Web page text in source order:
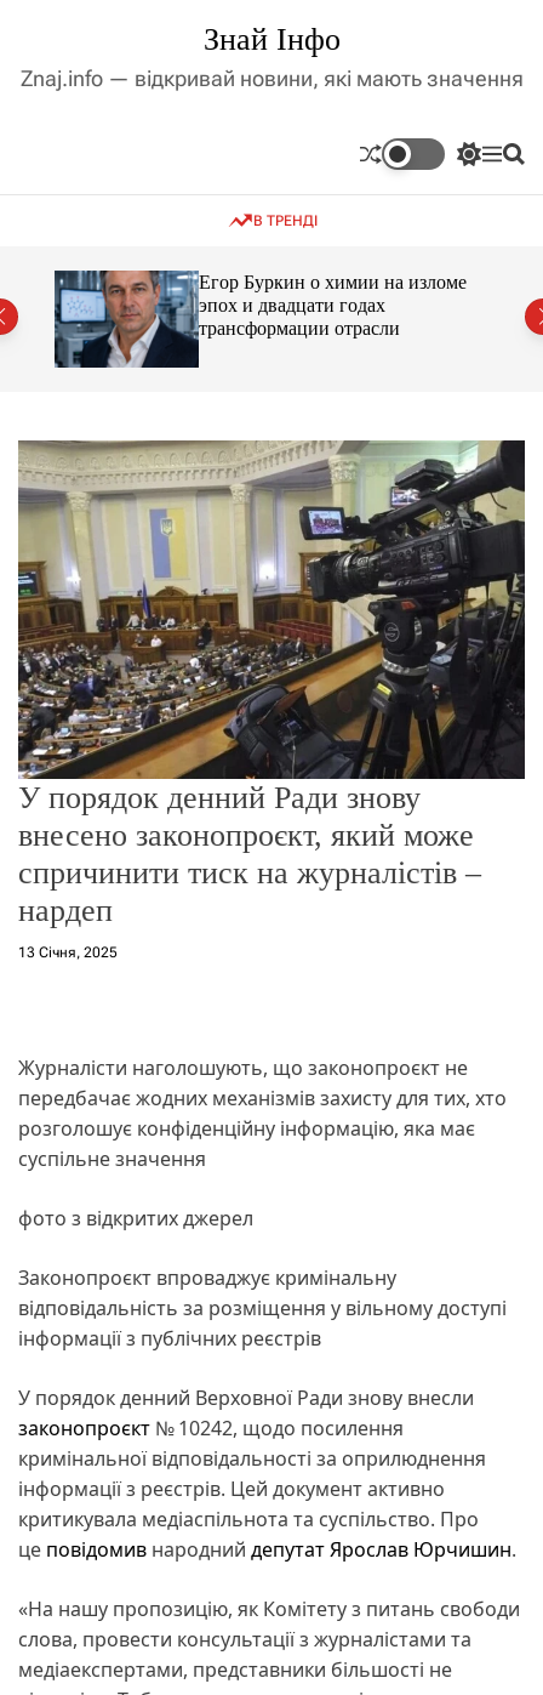
д
і
с
Знай Інфо
Znaj.info — відкривай новини, які мають значення
П
к
р
о
в
о
г
о
р
ж
и
м
М П
В ТРЕНДІ
Егор Буркин о химии на изломе
эпох и двадцати годах
трансформации отрасли
У порядок денний Ради знову
внесено законопроєкт, який може
спричинити тиск на журналістів –
нардеп
13 Січня, 2025
Журналісти наголошують, що законопроєкт не
передбачає жодних механізмів захисту для тих, хто
розголошує конфіденційну інформацію, яка має
суспільне значення
фото з відкритих джерел
Законопроєкт впроваджує кримінальну
відповідальність за розміщення у вільному доступі
інформації з публічних реєстрів
У порядок денний Верховної Ради знову внесли
законопроєкт № 10242, щодо посилення
кримінальної відповідальності за оприлюднення
інформації з реєстрів. Цей документ активно
критикувала медіаспільнота та суспільство. Про
це повідомив народний депутатЯрослав Юрчишин.
«На нашу пропозицію, як Комітету з питань свободи
слова, провести консультації з журналістами та
медіаекспертами, представники більшості не